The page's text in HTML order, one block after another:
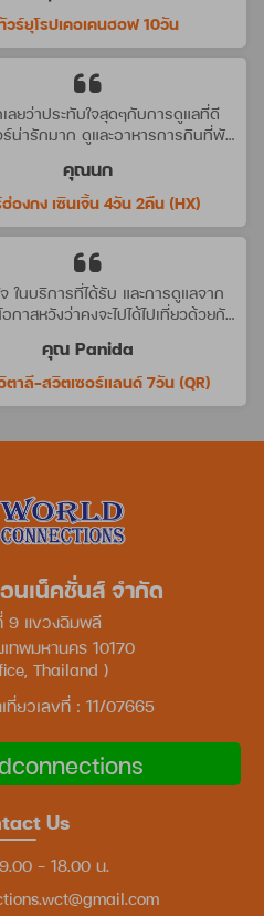
ทัวร์ยุโรปเคอเคนฮอฟ 10วัน
ลยว่าประทับใจสุดๆกับการดูแลที่ดี
น่ารักมาก ดูและอาหารการกินที่พัก
บริษัทนี้อีกค่ะ
คุณนก
องกง เซินเจิ้น 4วัน 2คืน (HX)
ในบริการที่ได้รับ และการดูแลจาก
กาสหวังว่าคงจะไปได้ไปเที่ยวด้วยกัน
คุณ Panida
ตาลี-สวิตเซอร์แลนด์ 7วัน (QR)
นเน็คชั่นส์ จำกัด
9 แขวงฉิมพลี
ทพมหานคร 10170
Thailand )
ที่ยวเลขที่ : 11/07665
Us
- 18.00 น.